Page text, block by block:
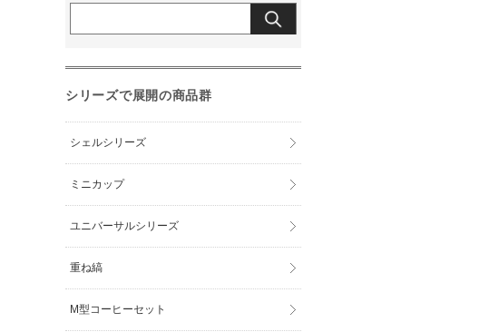
シリーズで展開の商品群
シェルシリーズ
ミニカップ
ユニバーサルシリーズ
重ね縞
M型コーヒーセット